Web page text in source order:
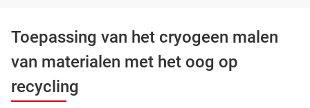
Toepassing van het cryogeen malen
van materialen met het oog op
recycling